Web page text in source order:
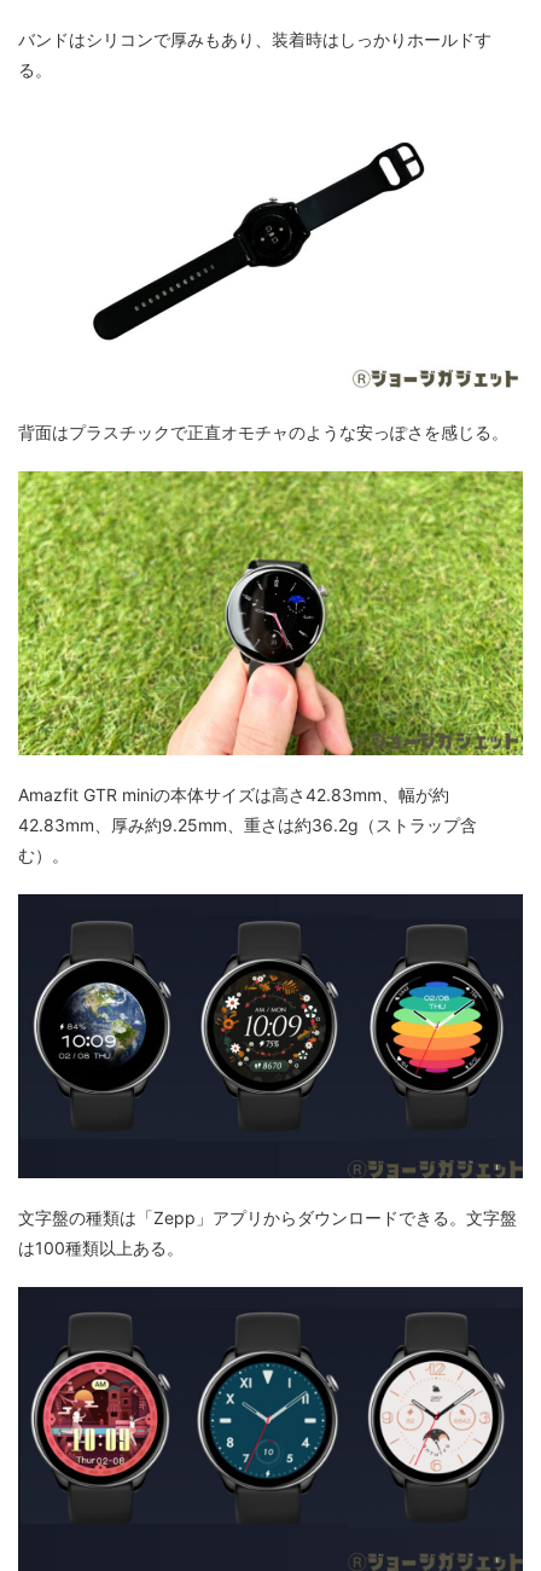
バンドはシリコンで厚みもあり、装着時はしっかりホールドす
る。
背面はプラスチックで正直オモチャのような安っぽさを感じる。
Amazfit GTR miniの本体サイズは高さ42.83mm、幅が約
42.83mm、厚み約9.25mm、重さは約36.2g（ストラップ含
む）。
文字盤の種類は「Zepp」アプリからダウンロードできる。文字盤
は100種類以上ある。